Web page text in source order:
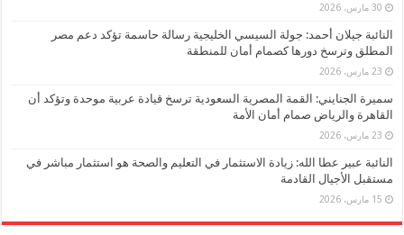
30 مارس، 2026
النائبة جيلان أحمد: جولة السيسي الخليجية رسالة حاسمة تؤكد دعم مصر
المطلق وترسخ دورها كصمام أمان للمنطقة
23 مارس، 2026
سميرة الجنايني: القمة المصرية السعودية ترسخ قيادة عربية موحدة وتؤكد أن
القاهرة والرياض صمام أمان الأمة
23 مارس، 2026
النائبة عبير عطا الله: زيادة الاستثمار في التعليم والصحة هو استثمار مباشر في
مستقبل الأجيال القادمة
15 مارس، 2026